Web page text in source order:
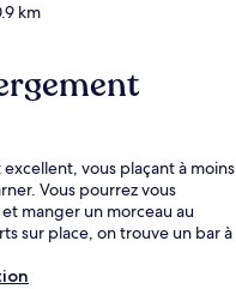
km
vous plaçant à moins
Vous pourrez vous
manger un morceau au
sur place, on trouve un bar à